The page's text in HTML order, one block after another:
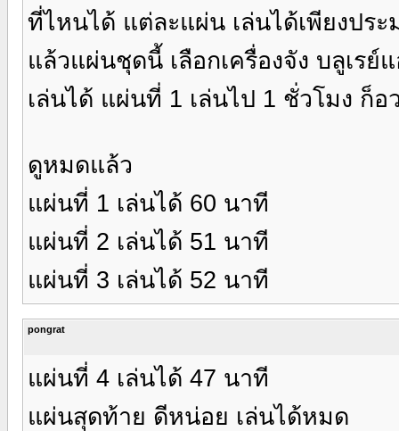
ที่ไหนได้ แต่ละแผ่น เล่นได้เพียงปร
แล้วแผ่นชุดนี้ เลือกเครื่องจัง บลูเร
เล่นได้ แผ่นที่ 1 เล่นไป 1 ชั่วโมง ก็
ดูหมดแล้ว
แผ่นที่ 1 เล่นได้ 60 นาที
แผ่นที่ 2 เล่นได้ 51 นาที
แผ่นที่ 3 เล่นได้ 52 นาที
pongrat
แผ่นที่ 4 เล่นได้ 47 นาที
แผ่นสุดท้าย ดีหน่อย เล่นได้หมด